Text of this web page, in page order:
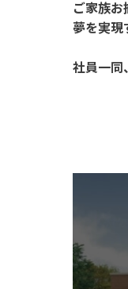
ご家族お
夢を実現
社員一同